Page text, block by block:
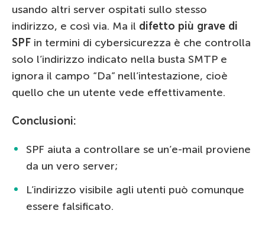
usando altri server ospitati sullo stesso
indirizzo, e così via. Ma il difetto più grave di
SPF in termini di cybersicurezza è che controlla
solo l’indirizzo indicato nella busta SMTP e
ignora il campo “Da” nell’intestazione, cioè
quello che un utente vede effettivamente.
Conclusioni:
SPF aiuta a controllare se un’e-mail proviene
da un vero server;
L’indirizzo visibile agli utenti può comunque
essere falsificato.